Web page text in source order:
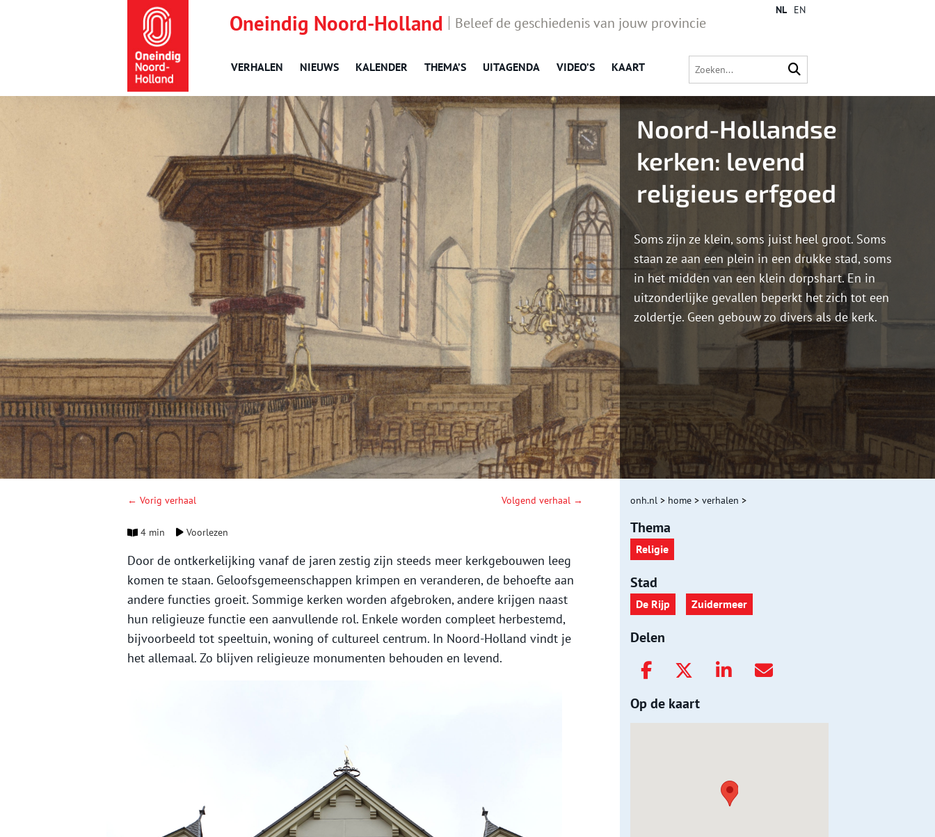
Oneindig Noord-Holland Beleef de geschiedenis van jouw provincie
VERHALEN NIEUWS KALENDER THEMA’S UITAGENDA VIDEO’S KAART
NL EN
Noord-Hollandse
kerken: levend
religieus erfgoed
Soms zijn ze klein, soms juist heel groot. Soms
staan ze aan een plein in een drukke stad, soms
in het midden van een klein dorpshart. En in
uitzonderlijke gevallen beperkt het zich tot een
zoldertje. Geen gebouw zo divers als de kerk.
← Vorig verhaal Volgend verhaal →
4 min Voorlezen
Door de ontkerkelijking vanaf de jaren zestig zijn steeds meer kerkgebouwen leeg
komen te staan. Geloofsgemeenschappen krimpen en veranderen, de behoefte aan
andere functies groeit. Sommige kerken worden afgebroken, andere krijgen naast
hun religieuze functie een aanvullende rol. Enkele worden compleet herbestemd,
bijvoorbeeld tot speeltuin, woning of cultureel centrum. In Noord-Holland vindt je
het allemaal. Zo blijven religieuze monumenten behouden en levend.
onh.nl > home > verhalen >
Thema
Religie
Stad
De Rijp Zuidermeer
Delen
Op de kaart